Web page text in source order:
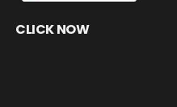
CLICK NOW